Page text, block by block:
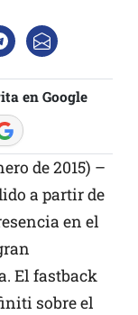
en Google
de 2015) –
a partir de
en el
El fastback
sobre el